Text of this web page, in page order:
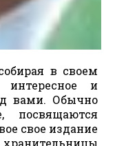
в своем
интересное и
вами. Обычно
посвящаются
свое издание